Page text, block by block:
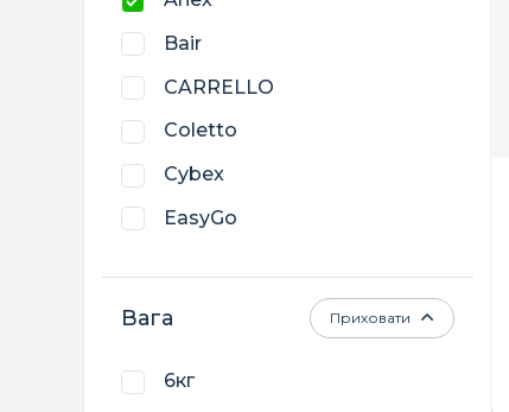
Bair
CARRELLO
Coletto
Cybex
EasyGo
Вага
6кг
Приховати